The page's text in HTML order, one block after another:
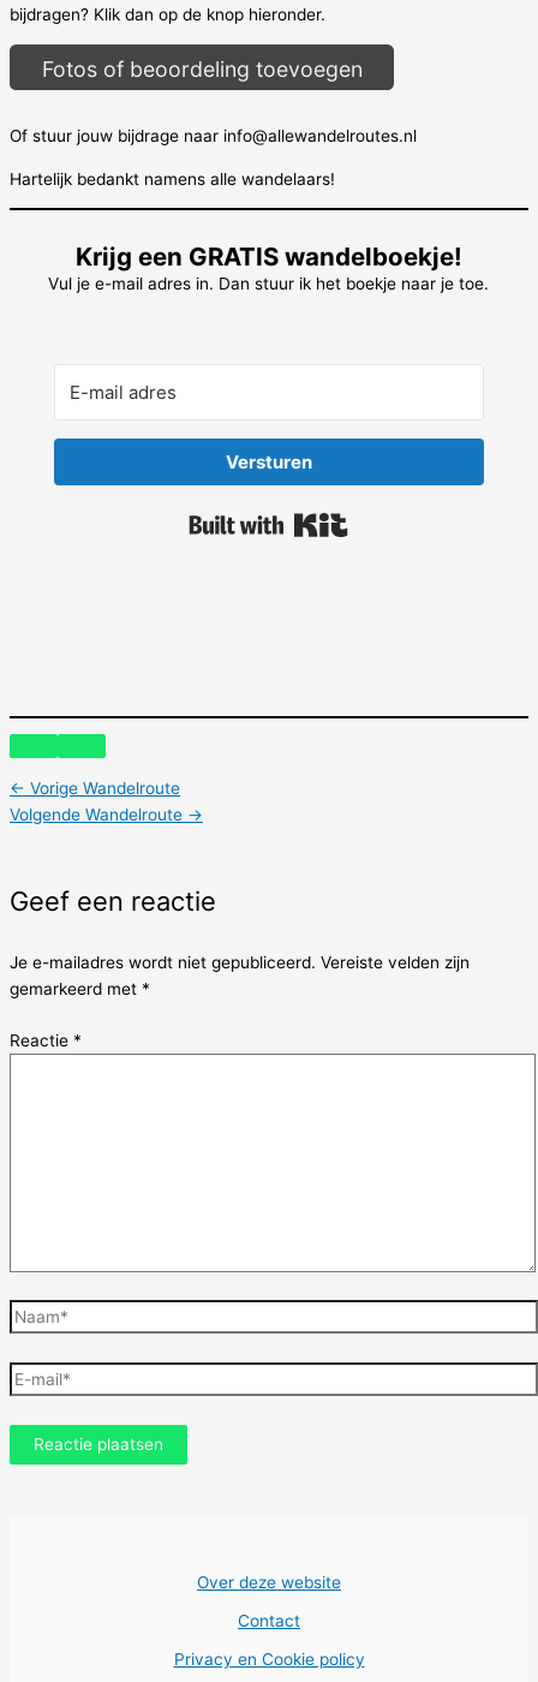
bijdragen? Klik dan op de knop hieronder.
Fotos of beoordeling toevoegen
Of stuur jouw bijdrage naar info@allewandelroutes.nl
Hartelijk bedankt namens alle wandelaars!
Krijg een GRATIS wandelboekje!
Vul je e-mail adres in. Dan stuur ik het boekje naar je toe.
Versturen
← Vorige Wandelroute
Volgende Wandelroute →
Geef een reactie
Je e-mailadres wordt niet gepubliceerd. Vereiste velden zijn
gemarkeerd met *
Reactie *
Naam*
E-
mail*
Over deze website
Contact
Privacy en Cookie policy